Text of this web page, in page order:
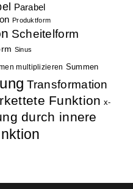
Parabel
Produktform
Scheitelform
Sinus
multiplizieren Summen
Transformation
Funktion x-
durch innere